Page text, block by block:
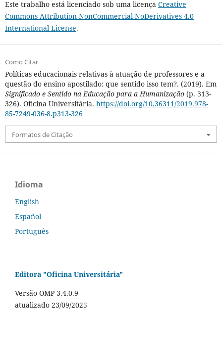
Este trabalho está licenciado sob uma licença Creative
Commons Attribution-NonCommercial-NoDerivatives 4.0
International License.
Como Citar
Políticas educacionais relativas à atuação de professores e a
questão do ensino apostilado: que sentido isso tem?. (2019). Em
Significado e Sentido na Educação para a Humanização(p. 313-
326). Oficina Universitária. https://doi.org/10.36311/2019.978-
85-7249-036-8.p313-326
Formatos de Citação
Idioma
English
Español
Português
Editora "Oficina Universitária"
Versão OMP 3.4.0.9
atualizado 23/09/2025